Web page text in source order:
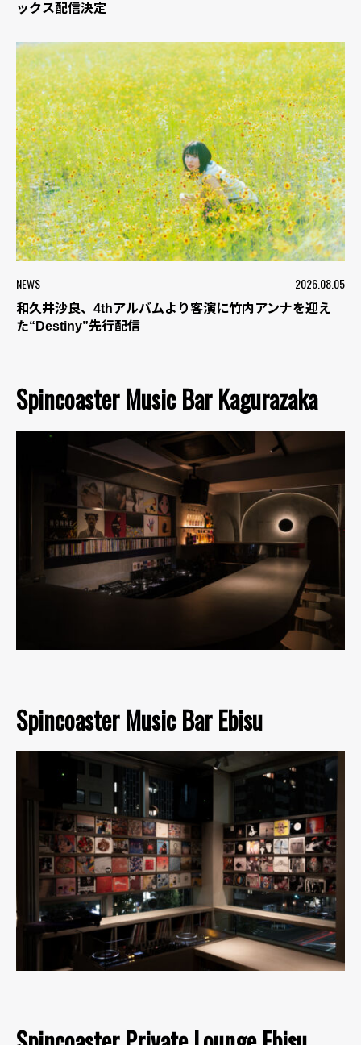
ックス配信決定
NEWS 2026.08.05
和久井沙良、4thアルバムより客演に竹内アンナを迎え
た“Destiny”先行配信
Spincoaster Music Bar Kagurazaka
Spincoaster Music Bar Ebisu